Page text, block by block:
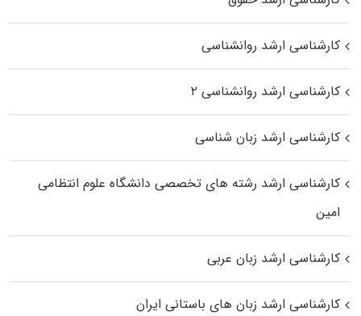
کارشناسی ارشد روانشناسی
کارشناسی ارشد روانشناسی ۲
کارشناسی ارشد زبان شناسی
کارشناسی ارشد رﺷﺘﻪ ﻫﺎی تخصصی داﻧﺸﮕﺎه ﻋﻠﻮم انتظامی
اﻣﻴﻦ
کارشناسی ارشد زبان عربی
کارشناسی ارشد زبان‌ های باستانی ایران